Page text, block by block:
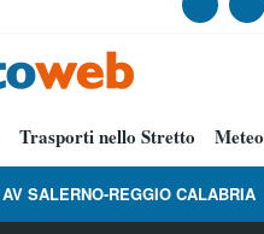
Trasporti nello Stretto Meteo
AV SALERNO-REGGIO CALABRIA